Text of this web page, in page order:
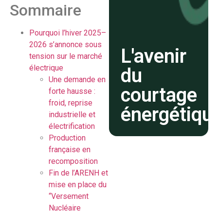
Sommaire
Pourquoi l’hiver 2025–
2026 s’annonce sous
tension sur le marché
électrique
Une demande en
forte hausse :
froid, reprise
industrielle et
électrification
Production
française en
recomposition
Fin de l’ARENH et
mise en place du
“Versement
Nucléaire
L'avenir
du
courtage